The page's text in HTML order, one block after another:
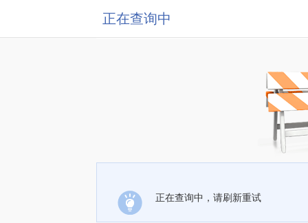
正在查询中
正在查询中，请刷新重试